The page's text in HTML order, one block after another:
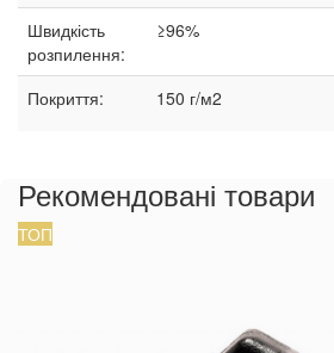
Швидкість
розпилення:
≥96%
Покриття: 150 г/м2
Рекомендовані товари
ТОП